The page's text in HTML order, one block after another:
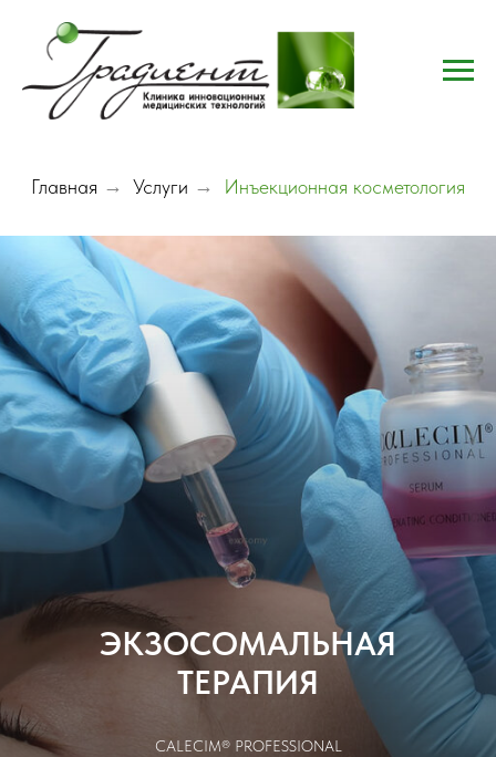
Главная → Услуги → Инъекционная косметология
ЭКЗОСОМАЛЬНАЯ
ТЕРАПИЯ
CALECIM® PROFESSIONAL